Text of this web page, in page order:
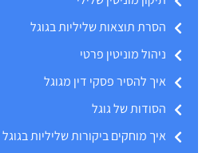
הסרת תוצאות שליליות בגוגל
ניהול מוניטין פרטי
איך להסיר פסקי דין מגוגל
הסודות של גוגל
איך מוחקים ביקורות שליליות